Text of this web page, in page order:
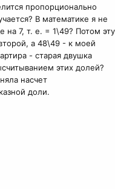
пропорционально
В математике я не
на 7, т. е. = 1\49? Потом эту
а 48\49 - к моей
- старая двушка
этих долей?
насчет
доли.